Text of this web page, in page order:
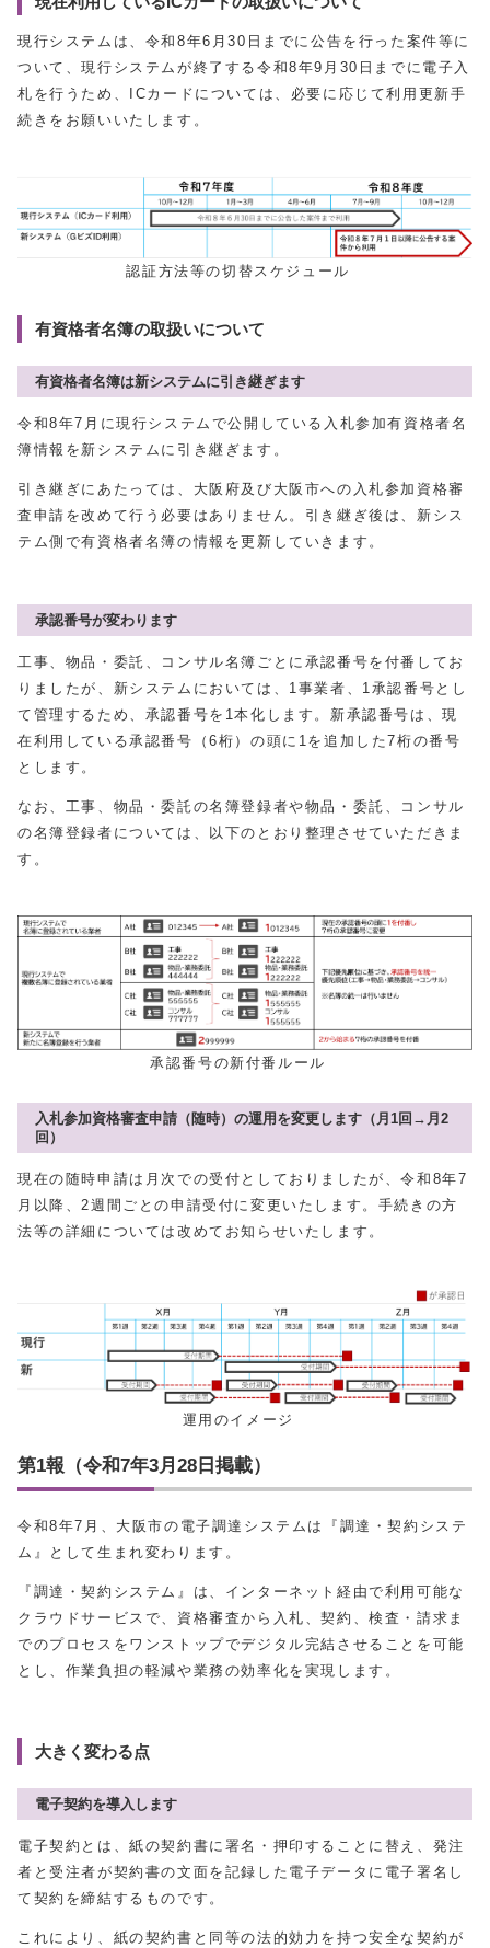
現行システムは、令和8年6月30日までに公告を行った案件等に
ついて、現行システムが終了する令和8年9月30日までに電子入
札を行うため、ICカードについては、必要に応じて利用更新手
続きをお願いいたします。
認証方法等の切替スケジュール
有資格者名簿の取扱いについて
有資格者名簿は新システムに引き継ぎます
令和8年7月に現行システムで公開している入札参加有資格者名
簿情報を新システムに引き継ぎます。
引き継ぎにあたっては、大阪府及び大阪市への入札参加資格審
査申請を改めて行う必要はありません。引き継ぎ後は、新シス
テム側で有資格者名簿の情報を更新していきます。
承認番号が変わります
工事、物品・委託、コンサル名簿ごとに承認番号を付番してお
りましたが、新システムにおいては、1事業者、1承認番号とし
て管理するため、承認番号を1本化します。新承認番号は、現
在利用している承認番号（6桁）の頭に1を追加した7桁の番号
とします。
なお、工事、物品・委託の名簿登録者や物品・委託、コンサル
の名簿登録者については、以下のとおり整理させていただきま
す。
承認番号の新付番ルール
入札参加資格審査申請（随時）の運用を変更します（月1回→月2
回）
現在の随時申請は月次での受付としておりましたが、令和8年7
月以降、2週間ごとの申請受付に変更いたします。手続きの方
法等の詳細については改めてお知らせいたします。
運用のイメージ
第1報（令和7年3月28日掲載）
令和8年7月、大阪市の電子調達システムは『調達・契約システ
ム』として生まれ変わります。
『調達・契約システム』は、インターネット経由で利用可能な
クラウドサービスで、資格審査から入札、契約、検査・請求ま
でのプロセスをワンストップでデジタル完結させることを可能
とし、作業負担の軽減や業務の効率化を実現します。
大きく変わる点
電子契約を導入します
電子契約とは、紙の契約書に署名・押印することに替え、発注
者と受注者が契約書の文面を記録した電子データに電子署名し
て契約を締結するものです。
これにより、紙の契約書と同等の法的効力を持つ安全な契約が